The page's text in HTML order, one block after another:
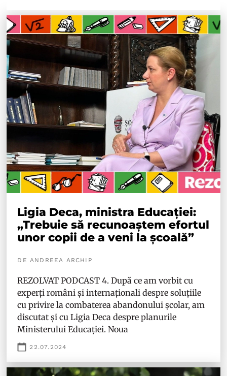
Ligia Deca, ministra Educației:
„Trebuie să recunoaștem efortul
unor copii de a veni la școală”
DE ANDREEA ARCHIP
REZOLVAT PODCAST 4. După ce am vorbit cu
experți români și internaționali despre soluțiile
cu privire la combaterea abandonului școlar, am
discutat și cu Ligia Deca despre planurile
Ministerului Educației. Noua
22.07.2024